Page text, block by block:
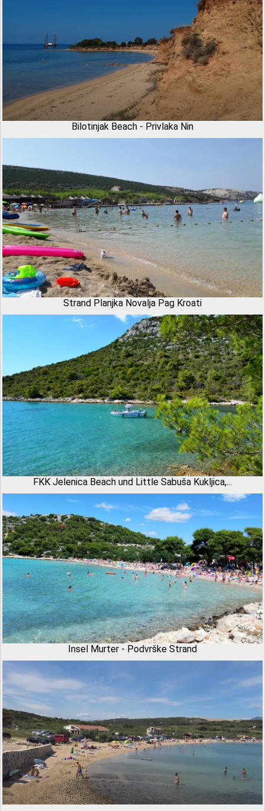
Bilotinjak Beach - Privlaka Nin
Strand Planjka Novalja Pag Kroati
FKK Jelenica Beach und Little Sabuša Kukljica,...
Insel Murter - Podvrške Strand